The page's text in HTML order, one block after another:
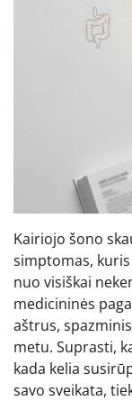
Kairiojo šono
simptomas,
nuo visiškai
medicininės
aštrus,
metu. Suprasti,
kada kelia
savo sveikata,